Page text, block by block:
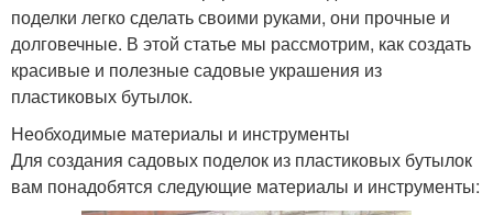
поделки легко сделать своими руками, они прочные и
долговечные. В этой статье мы рассмотрим, как создать
красивые и полезные садовые украшения из
пластиковых бутылок.
Необходимые материалы и инструменты
Для создания садовых поделок из пластиковых бутылок
вам понадобятся следующие материалы и инструменты: